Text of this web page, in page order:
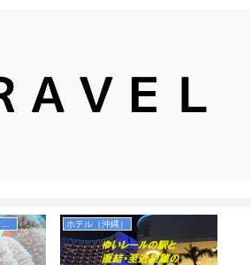
ホテル（沖縄）